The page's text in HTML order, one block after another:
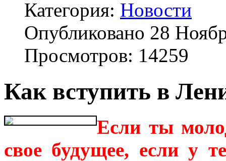
Категория: Новости
Опубликовано 28
Просмотров: 14259
Как вступить в
Если ты
свое будущее, если у